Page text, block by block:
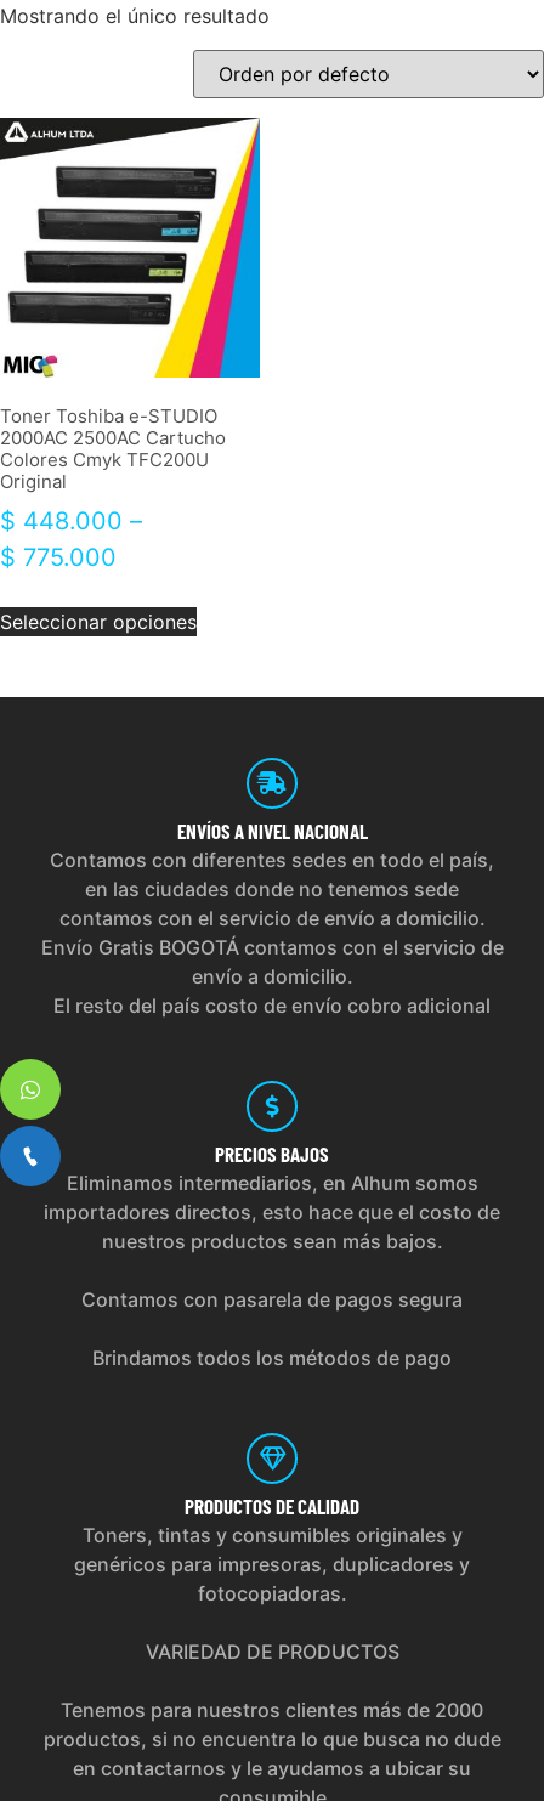
Mostrando el único resultado
Toner Toshiba e-STUDIO
2000AC 2500AC Cartucho
Colores Cmyk TFC200U
Original
$ 448.000 –
$ 775.000
Seleccionar opciones
ENVÍOS A NIVEL NACIONAL
Contamos con diferentes sedes en todo el país,
en las ciudades donde no tenemos sede
contamos con el servicio de envío a domicilio.
Envío Gratis BOGOTÁ contamos con el servicio de
envío a domicilio.
El resto del país costo de envío cobro adicional
PRECIOS BAJOS
Eliminamos intermediarios, en Alhum somos
importadores directos, esto hace que el costo de
nuestros productos sean más bajos.
Contamos con pasarela de pagos segura
Brindamos todos los métodos de pago
PRODUCTOS DE CALIDAD
Toners, tintas y consumibles originales y
genéricos para impresoras, duplicadores y
fotocopiadoras.
VARIEDAD DE PRODUCTOS
Tenemos para nuestros clientes más de 2000
productos, si no encuentra lo que busca no dude
en contactarnos y le ayudamos a ubicar su